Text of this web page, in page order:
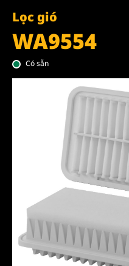
Lọc gió
WA9554
Có sẵn